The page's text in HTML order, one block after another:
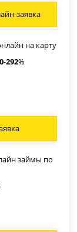
заявка
на карту
0-292%
займы по